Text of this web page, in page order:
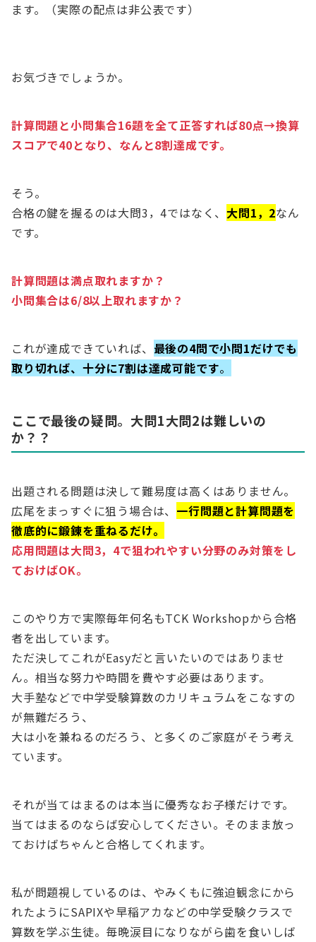
ます。（実際の配点は非公表です）
お気づきでしょうか。
計算問題と小問集合16題を全て正答すれば80点→換算
スコアで40となり、なんと8割達成です。
そう。
合格の鍵を握るのは大問3，4ではなく、大問1，2なん
です。
計算問題は満点取れますか？
小問集合は6/8以上取れますか？
これが達成できていれば、 最後の4問で小問1だけでも
取り切れば、十分に7割は達成可能です。
ここで最後の疑問。大問1大問2は難しいの
か？？
出題される問題は決して難易度は高くはありません。
広尾をまっすぐに狙う場合は、 一行問題と計算問題を
徹底的に鍛錬を重ねるだけ。
応用問題は大問3，4で狙われやすい分野のみ対策をし
ておけばOK。
このやり方で実際毎年何名もTCK Workshopから合格
者を出しています。
ただ決してこれがEasyだと言いたいのではありませ
ん。相当な努力や時間を費やす必要はあります。
大手塾などで中学受験算数のカリキュラムをこなすの
が無難だろう、
大は小を兼ねるのだろう、と多くのご家庭がそう考え
ています。
それが当てはまるのは本当に優秀なお子様だけです。
当てはまるのならば安心してください。そのまま放っ
ておけばちゃんと合格してくれます。
私が問題視しているのは、やみくもに強迫観念にから
れたようにSAPIXや早稲アカなどの中学受験クラスで
算数を学ぶ生徒。毎晩涙目になりながら歯を食いしば